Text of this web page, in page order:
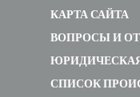
КАРТА САЙТА
ВОПРОСЫ И
СПИСОК